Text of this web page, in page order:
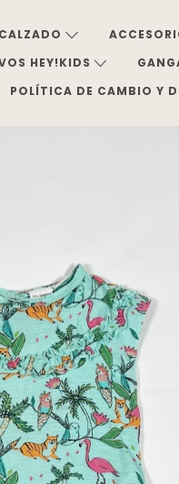
CALZADO
HEY!KIDS
POLÍTICA DE CAMBIO Y